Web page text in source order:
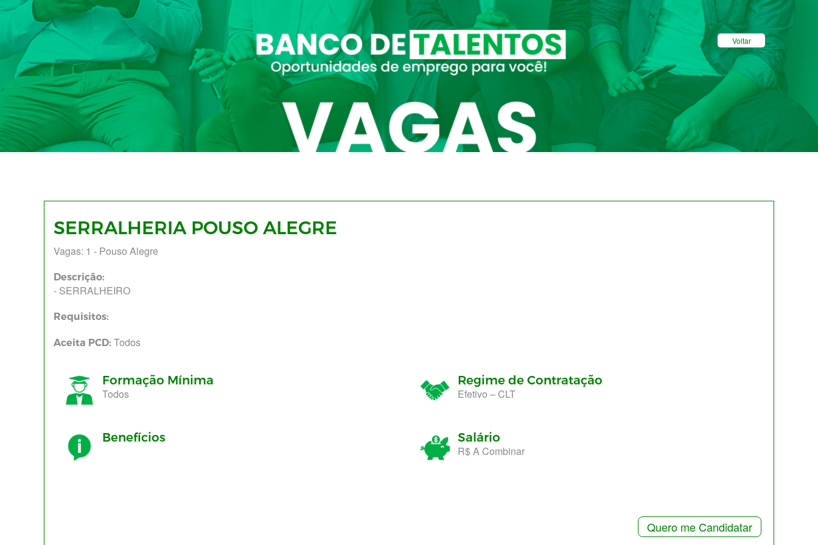
Voltar
SERRALHERIA POUSO ALEGRE
Vagas: 1 - Pouso Alegre
Descrição:
- SERRALHEIRO
Requisitos:
Aceita PCD: Todos
Formação Mínima
Todos
Regime de Contratação
Efetivo – CLT
Benefícios Salário
R$ A Combinar
Quero me Candidatar